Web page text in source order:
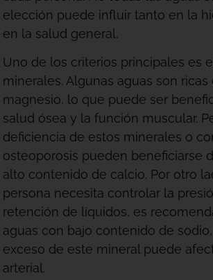
elección puede influir tanto en la
en la salud general.
Uno de los criterios principales es
minerales. Algunas aguas son
magnesio, lo que puede ser
salud ósea y la función muscular.
deficiencia de estos minerales o
osteoporosis pueden beneficiarse
alto contenido de calcio. Por otro
persona necesita controlar la
retención de líquidos, es
aguas con bajo contenido de
exceso de este mineral puede
arterial.